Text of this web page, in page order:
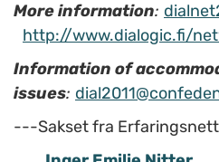
More information:
http://www.dialogic.fi/
Information of
issues:
---Sakset fra